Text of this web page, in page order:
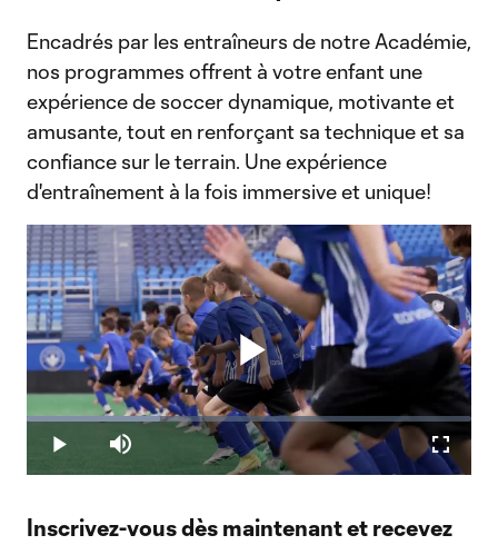
Encadrés par les entraîneurs de notre Académie,
nos programmes offrent à votre enfant une
expérience de soccer dynamique, motivante et
amusante, tout en renforçant sa technique et sa
confiance sur le terrain. Une expérience
d'entraînement à la fois immersive et unique!
Play
Video
Play Mute
Loaded:
30.01%
Inscrivez-vous dès maintenant et recevez